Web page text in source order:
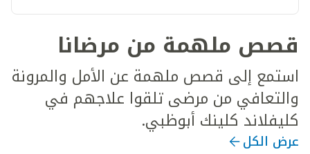
قصص ملهمة من مرضانا
استمع إلى قصص ملهمة عن الأمل والمرونة
والتعافي من مرضى تلقوا علاجهم في
كليفلاند كلينك أبوظبي.
عرض الكل